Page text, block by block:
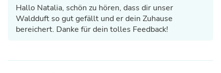
Hallo Natalia, schön zu hören, dass dir unser
Waldduft so gut gefällt und er dein Zuhause
bereichert. Danke für dein tolles Feedback!